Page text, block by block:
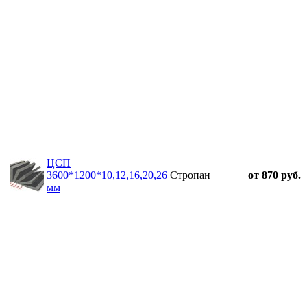
ЦСП
3600*1200*10,12,16,20,26
мм
Стропан от 870 руб.